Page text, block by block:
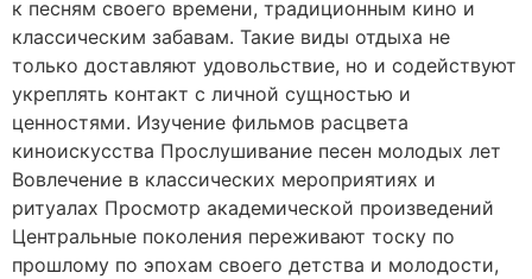
к песням своего времени, традиционным кино и
классическим забавам. Такие виды отдыха не
только доставляют удовольствие, но и содействуют
укреплять контакт с личной сущностью и
ценностями. Изучение фильмов расцвета
киноискусства Прослушивание песен молодых лет
Вовлечение в классических мероприятиях и
ритуалах Просмотр академической произведений
Центральные поколения переживают тоску по
прошлому по эпохам своего детства и молодости,